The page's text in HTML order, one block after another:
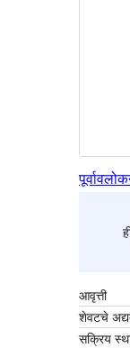
आवृत्ती
शेवटचे
सक्रिय